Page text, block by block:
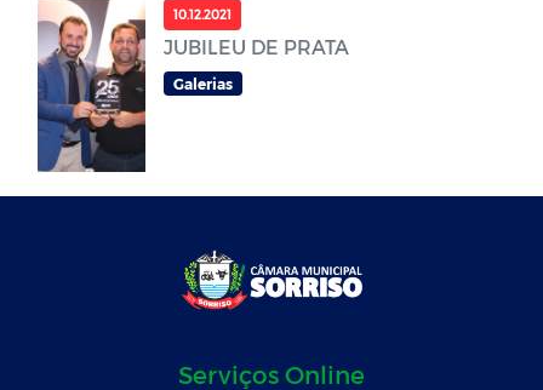
10.12.2021
JUBILEU DE PRATA
Galerias
Serviços Online